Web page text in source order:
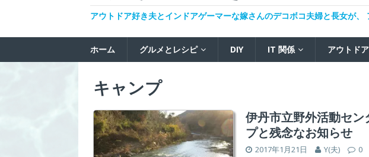
アウトドア好き夫とインドアゲーマーな嫁さんのデコボコ夫婦と長女が
ホーム グルメとレシピ DIY IT 関係 アウトドア
キャンプ
伊丹市立野外活動セ
プと残念なお知らせ
2017年1月21日 Y(夫) 0